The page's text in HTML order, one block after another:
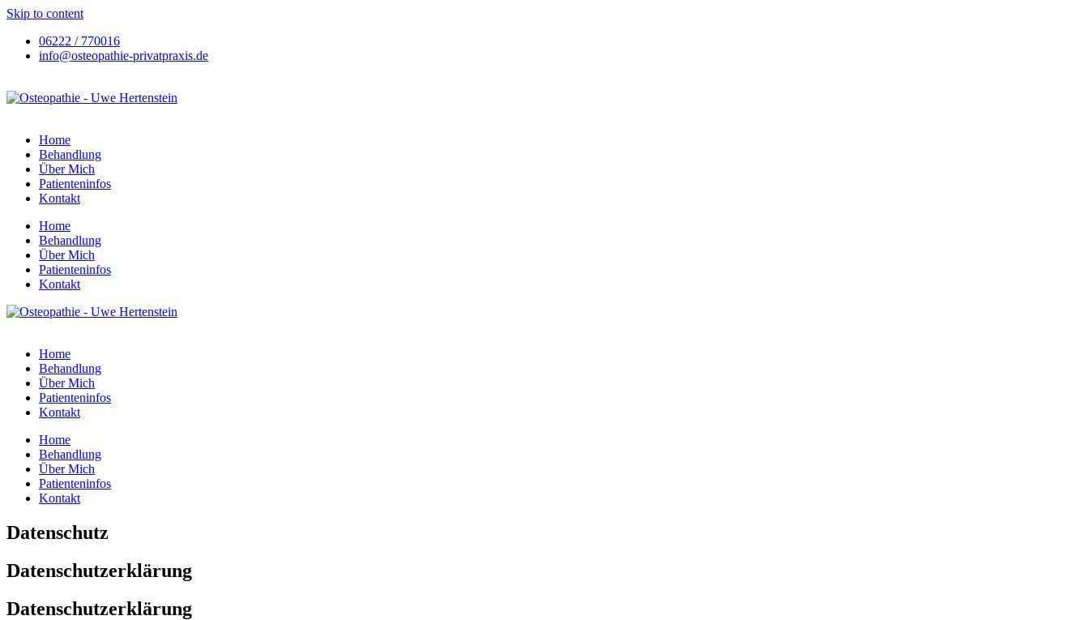
Skip to content
06222 / 770016
info@osteopathie-privatpraxis.de
Home
Behandlung
Über Mich
Patienteninfos
Kontakt
Home
Behandlung
Über Mich
Patienteninfos
Kontakt
Home
Behandlung
Über Mich
Patienteninfos
Kontakt
Home
Behandlung
Über Mich
Patienteninfos
Kontakt
Datenschutz
Datenschutzerklärung
Datenschutz­erklärung